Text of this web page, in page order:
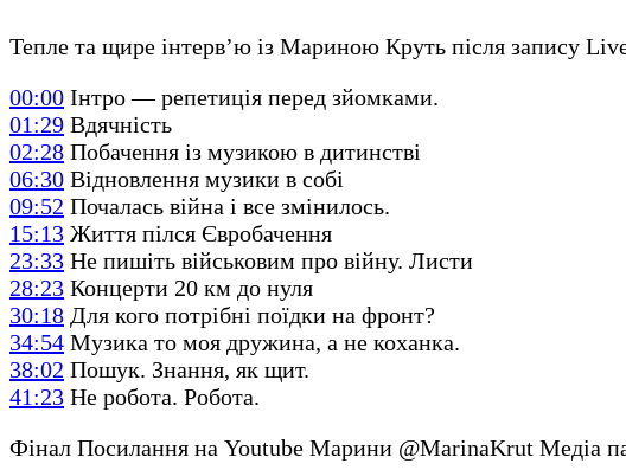
Тепле та щире інтерв’ю із Мариною Круть після запису Live
00:00 Інтро — репетиція перед зйомками.
01:29 Вдячність
02:28 Побачення із музикою в дитинстві
06:30 Відновлення музики в собі
09:52 Почалась війна і все змінилось.
15:13 Життя пілся Євробачення
23:33 Не пишіть військовим про війну. Листи
28:23 Концерти 20 км до нуля
30:18 Для кого потрібні поїдки на фронт?
34:54 Музика то моя дружина, а не коханка.
38:02 Пошук. Знання, як щит.
41:23 Не робота. Робота.
Фінал Посилання на Youtube Марини @MarinaKrut Медіа